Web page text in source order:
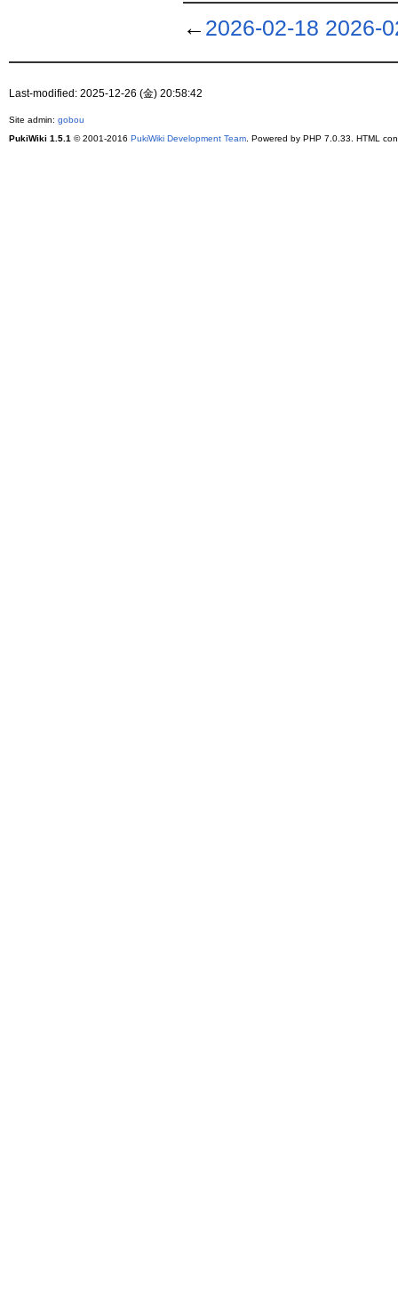
← 2026-02-18 2026-
Last-modified: 2025-12-26 (金) 20:58:42
Site admin: gobou
PukiWiki 1.5.1 © 2001-2016 PukiWiki Development Team. Powered by PHP 7.0.33. HTML